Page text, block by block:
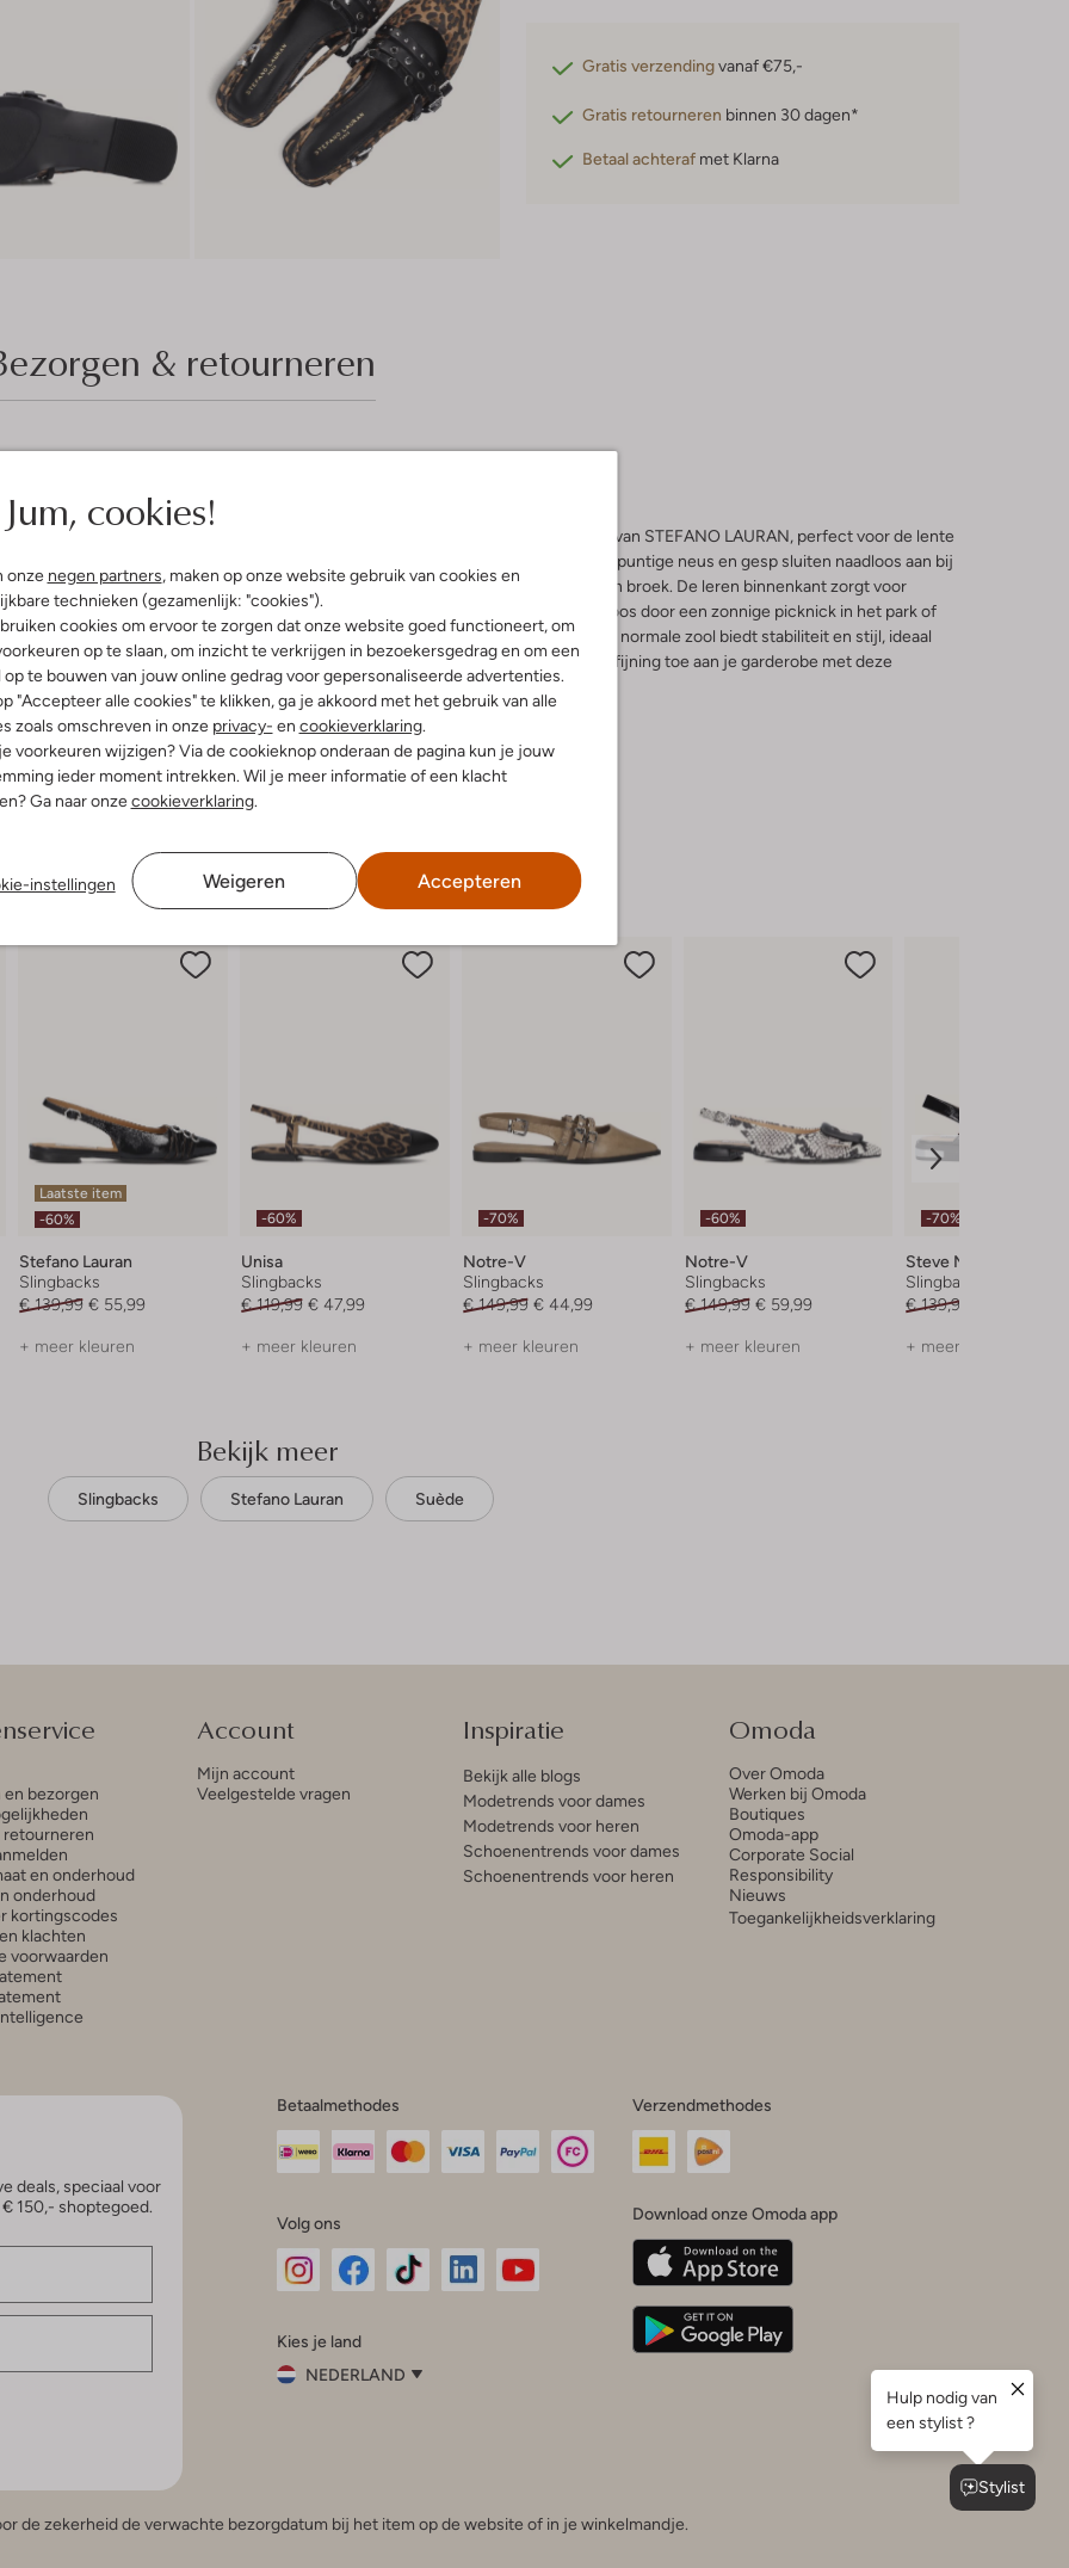
Jum, cookies!
onze negen partners, maken op onze website gebruik van cookies en
technieken (gezamenlijk: "cookies").
cookies om ervoor te zorgen dat onze website goed functioneert, om
op te slaan, om inzicht te verkrijgen in bezoekersgedrag en om een
op te bouwen van jouw online gedrag voor gepersonaliseerde advertenties.
"Accepteer alle cookies" te klikken, ga je akkoord met het gebruik van alle
zoals omschreven in onze privacy- en cookieverklaring.
voorkeuren wijzigen? Via de cookieknop onderaan de pagina kun je jouw
ieder moment intrekken. Wil je meer informatie of een klacht
Ga naar onzecookieverklaring.
instellingen Weigeren Accepteren
Gratis verzendingvanaf €75,-
Gratis retourneren binnen 30 dagen*
Betaal achteraf met Klarna
& retourneren
& Pasvorm
Leer
Rubber
Gesp
Zool
1
Puntige Neus
Ontdek de elegante D241192129 slingbacks van STEFANO LAURAN, perfect voor de lente
en zomer. Deze camel suède schoenen met puntige neus en gesp sluiten naadloos aan bij
een luchtige zomerjurk of een stijlvolle linnen broek. De leren binnenkant zorgt voor
comfort, terwijl de kunststof zool je moeiteloos door een zonnige picknick in het park of
een middagje terrasjes pakken begeleidt. De normale zool biedt stabiliteit en stijl, ideaal
voor elke gelegenheid. Voeg een vleugje verfijning toe aan je garderobe met deze
veelzijdige slingbacks.
Laatste item
-60%
Stefano Lauran
Slingbacks
€ 139,99 € 55,99
+ meer kleuren
-60%
Unisa
Slingbacks
€ 119,99 € 47,99
+ meer kleuren
-70%
Notre-V
Slingbacks
€ 149,99 € 44,99
+ meer kleuren
-60%
Notre-V
Slingbacks
€ 149,99 € 59,99
+ meer kleuren
-70%
Steve Madden
Slingbacks
€ 139,99
+ meer kleuren
Bekijk meer
Slingbacks Stefano Lauran Suède
en bezorgen
retourneren
en onderhoud
onderhoud
kortingscodes
klachten
voorwaarden
Account
Mijn account
Veelgestelde vragen
Inspiratie
Bekijk alle blogs
Modetrends voor dames
Modetrends voor heren
Schoenentrends voor dames
Schoenentrends voor heren
Omoda
Over Omoda
Werken bij Omoda
Boutiques
Omoda-app
Corporate Social
Responsibility
Nieuws
Toegankelijkheidsverklaring
deals, speciaal voor
150,- shoptegoed.
Betaalmethodes
Volg ons
InstagramFacebook
Kies je land
NEDERLAND
België (Nederlands)
Verzendmethodes
Download onze Omoda app
de zekerheid de verwachte bezorgdatum bij het item op de website of in je winkelmandje.